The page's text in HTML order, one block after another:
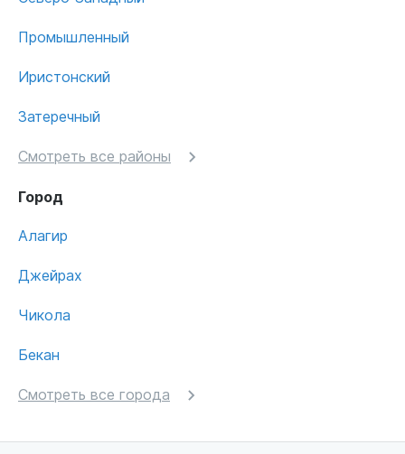
Промышленный
Иристонский
Затеречный
Смотреть все районы
Город
Алагир
Джейрах
Чикола
Бекан
Смотреть все города